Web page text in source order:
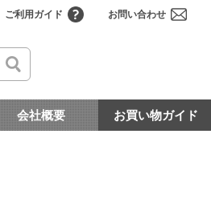
ご利用ガイド お問い合わせ
会社概要 お買い物ガイド